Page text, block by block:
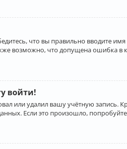
что вы правильно вводите
возможно, что допущена ошибка
войти!
или удалил вашу учётную
Если это произошло, попробуйте